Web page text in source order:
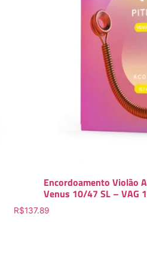
Encordoamento Violão
Venus 10/47 SL – VAG
R$137.89